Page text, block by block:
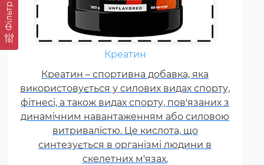
Фільтр
Креатин
Креатин – спортивна добавка, яка
використовується у силових видах спорту,
фітнесі, а також видах спорту, пов'язаних з
динамічним навантаженням або силовою
витривалістю. Це кислота, що
синтезується в організмі людини в
скелетних м'язах.
Щодня кожному спортсмену
необхідні вітаміни групи В,
карнітин. вітамін Т, вітаміни С, D,
E, F. Постійні тренування,
фізичні та психологічні
навантаження, змагання
збільшують добову норму
вітамінів та мінералів у 1,5-2
рази.